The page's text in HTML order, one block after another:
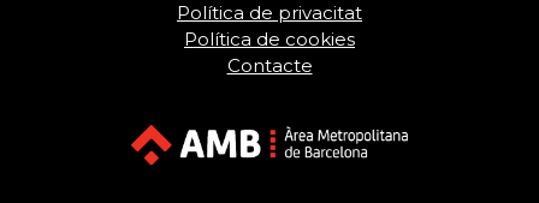
Política de privacitat
Política de cookies
Contacte